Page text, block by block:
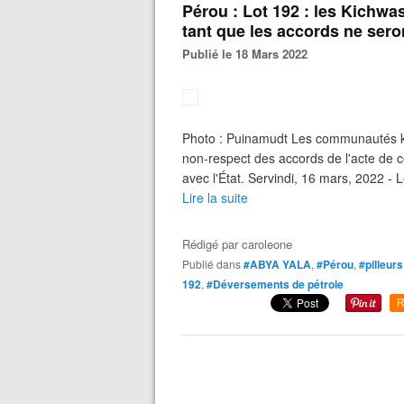
Pérou : Lot 192 : les
tant que les accords ne
Publié le 18 Mars 2022
Photo : Puinamudt Les
non-respect des accords de l'acte de
avec l'État. Servindi, 16 mars, 2022 -
Lire la suite
Rédigé parcaroleone
Publié dans#ABYA YALA, #Pérou,
192, #Déversements de pétrole